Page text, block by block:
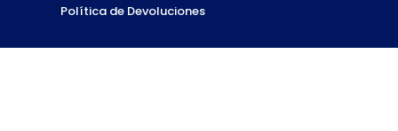
Política de Devoluciones